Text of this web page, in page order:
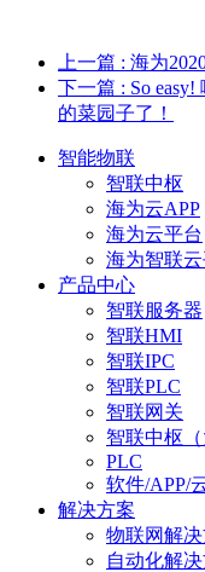
上一篇 : 海为
下一篇 : So
的菜园子了！
智能物联
智联中枢
海为云APP
海为云平台
海为智联
产品中心
智联服务器
智联HMI
智联IPC
智联PLC
智联网关
智联中枢（
PLC
软件/APP/
解决方案
物联网解
自动化解